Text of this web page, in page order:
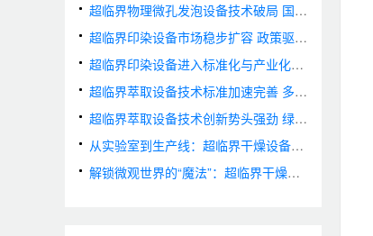
超临界物理微孔发泡设备技术破局 国产装备实现国际领先
超临界印染设备市场稳步扩容 政策驱动与技术创新双轮并进
超临界印染设备进入标准化与产业化快车道 绿色制造技术加速落地
超临界萃取设备技术标准加速完善 多元应用驱动市场增长
超临界萃取设备技术创新势头强劲 绿色应用场景持续拓宽
从实验室到生产线：超临界干燥设备的应用拓展与未来趋势
解锁微观世界的“魔法”：超临界干燥技术原理与应用